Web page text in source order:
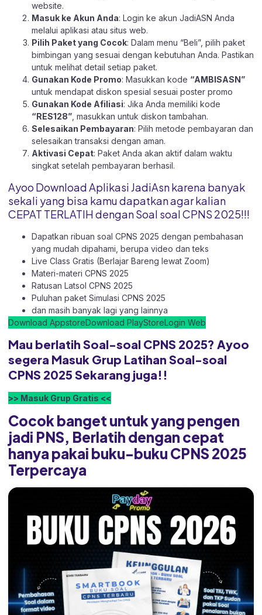
website.
Masuk ke Akun Anda: Login ke akun JadiASN Anda
melalui aplikasi atau situs web.
Pilih Paket yang Cocok: Dalam menu “Beli”, pilih paket
bimbingan yang sesuai dengan kebutuhan Anda. Pastikan
untuk melihat detail setiap paket.
Gunakan Kode Promo: Masukkan kode “AMBISASN”
untuk mendapat diskon spesial sesuai poster promo
Gunakan Kode Afiliasi: Jika Anda memiliki kode
“RES128” , masukkan untuk diskon tambahan.
Selesaikan Pembayaran: Pilih metode pembayaran dan
selesaikan transaksi dengan aman.
Aktivasi Cepat: Paket Anda akan aktif dalam waktu
singkat setelah pembayaran berhasil.
Ayoo Download Aplikasi JadiAsn karena banyak
sekali yang bisa kamu dapatkan agar kalian
CEPAT TERLATIH dengan Soal soal CPNS 2025!!!
Dapatkan ribuan soal CPNS 2025 dengan pembahasan
yang mudah dipahami, berupa video dan teks
Live Class Gratis (Berlajar Bareng lewat Zoom)
Materi-materi CPNS 2025
Ratusan Latsol CPNS 2025
Puluhan paket Simulasi CPNS 2025
dan masih banyak lagi yang lainnya
Download AppstoreDownload PlayStoreLogin Web
Mau berlatih Soal-soal CPNS 2025? Ayoo
segera Masuk Grup Latihan Soal-soal
CPNS 2025 Sekarang juga!!
>> Masuk Grup Gratis <<
Cocok banget untuk yang pengen
jadi PNS, Berlatih dengan cepat
hanya pakai buku-buku CPNS 2025
Terpercaya